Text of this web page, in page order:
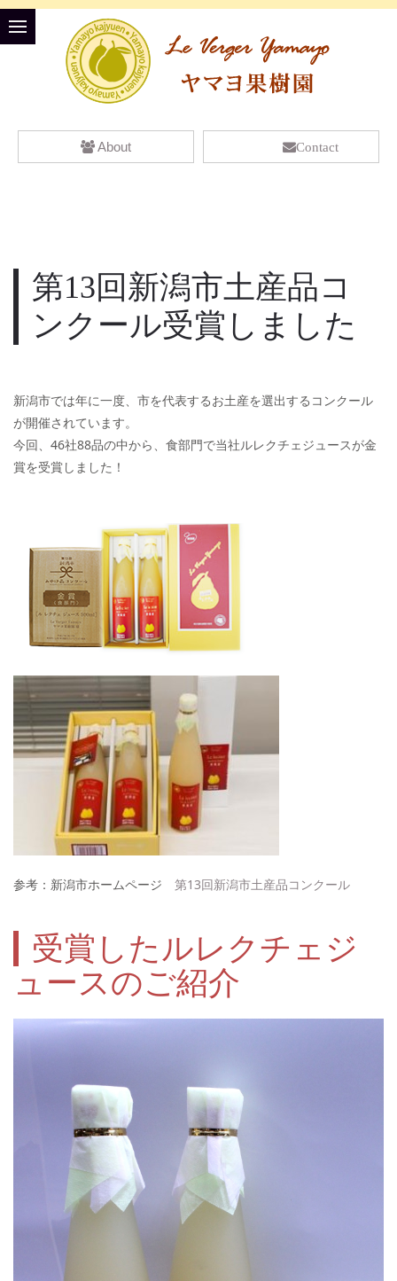
About Contact
第13回新潟市土産品コ
ンクール受賞しました
新潟市では年に一度、市を代表するお土産を選出するコンクール
が開催されています。
今回、46社88品の中から、食部門で当社ルレクチェジュースが金
賞を受賞しました！
参考：新潟市ホームページ 第13回新潟市土産品コンクール
受賞したルレクチェジ
ュースのご紹介